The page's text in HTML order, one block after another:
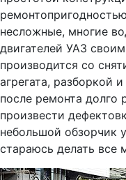
несложные, многие
двигателей УАЗ
производится со
агрегата, разборкой
после ремонта долго
произвести
небольшой обзорчик
стараюсь делать все